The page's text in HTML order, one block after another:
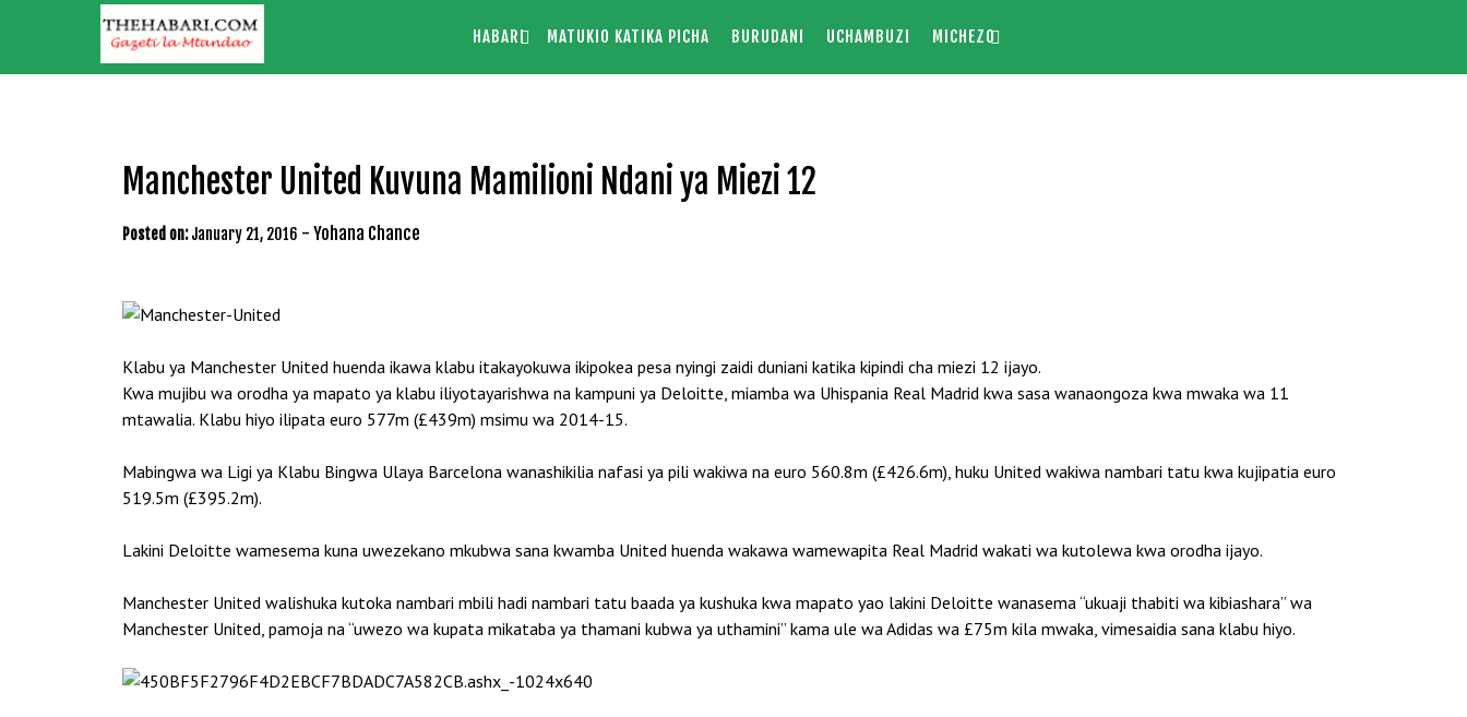
HABARI MATUKIO KATIKA PICHA BURUDANI UCHAMBUZI MICHEZO
Manchester United Kuvuna Mamilioni Ndani ya Miezi 12
Posted on: January 21, 2016 - Yohana Chance
Klabu ya Manchester United huenda ikawa klabu itakayokuwa ikipokea pesa nyingi zaidi duniani katika kipindi cha miezi 12 ijayo.
Kwa mujibu wa orodha ya mapato ya klabu iliyotayarishwa na kampuni ya Deloitte, miamba wa Uhispania Real Madrid kwa sasa wanaongoza kwa mwaka wa 11
mtawalia. Klabu hiyo ilipata euro 577m (£439m) msimu wa 2014-15.
Mabingwa wa Ligi ya Klabu Bingwa Ulaya Barcelona wanashikilia nafasi ya pili wakiwa na euro 560.8m (£426.6m), huku United wakiwa nambari tatu kwa kujipatia euro
519.5m (£395.2m).
Lakini Deloitte wamesema kuna uwezekano mkubwa sana kwamba United huenda wakawa wamewapita Real Madrid wakati wa kutolewa kwa orodha ijayo.
Manchester United walishuka kutoka nambari mbili hadi nambari tatu baada ya kushuka kwa mapato yao lakini Deloitte wanasema “ukuaji thabiti wa kibiashara” wa
Manchester United, pamoja na “uwezo wa kupata mikataba ya thamani kubwa ya uthamini” kama ule wa Adidas wa £75m kila mwaka, vimesaidia sana klabu hiyo.